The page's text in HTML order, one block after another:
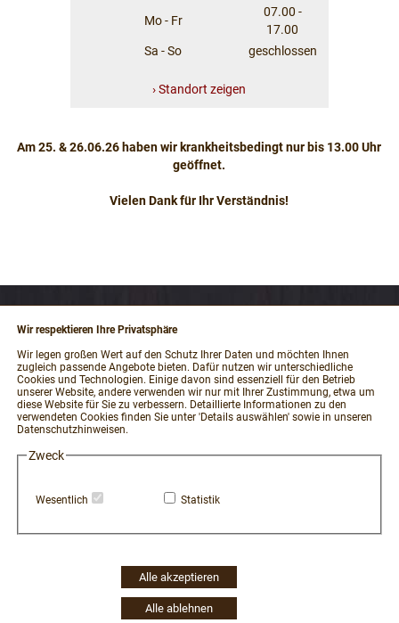
Wir respektieren Ihre Privatsphäre
Wir legen großen Wert auf den Schutz Ihrer Daten und möchten Ihnen
zugleich passende Angebote bieten. Dafür nutzen wir unterschiedliche
Cookies und Technologien. Einige davon sind essenziell für den Betrieb
unserer Website, andere verwenden wir nur mit Ihrer Zustimmung, etwa um
diese Website für Sie zu verbessern. Detaillierte Informationen zu den
verwendeten Cookies finden Sie unter 'Details auswählen' sowie in unseren
Datenschutzhinweisen.
Zweck
Wesentlich Statistik
Alle akzeptieren
Alle ablehnen
Mo - Fr
07.00 -
17.00
Sa - So
geschlossen
› Standort zeigen
Am 25. & 26.06.26 haben wir krankheitsbedingt nur bis 13.00 Uhr
geöffnet.
Vielen Dank für Ihr Verständnis!
RECHTLICHES
Impressum
AGB und Kundeninformationen
Datenschutzerklärung
Widerrufsbelehrung / Muster-Widerrufsformular
Zahlung und Versand
Widerruf Cookie-Einwilligung